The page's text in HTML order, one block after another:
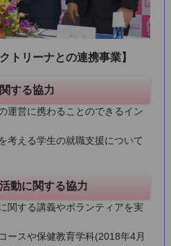
トリーナとの連携事業】
する協力
運営に携わることのできるイン
考える学生の就職支援について
動に関する協力
関する講義やボランティアを実
ースや保健教育学科(2018年4月